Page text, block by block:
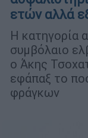
ετών αλλά
Η κατηγορία
συμβόλαιο
ο Άκης
εφάπαξ το
φράγκων